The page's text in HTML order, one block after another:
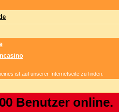
ist auf unserer Internetseite zu finden.
Benutzer online.